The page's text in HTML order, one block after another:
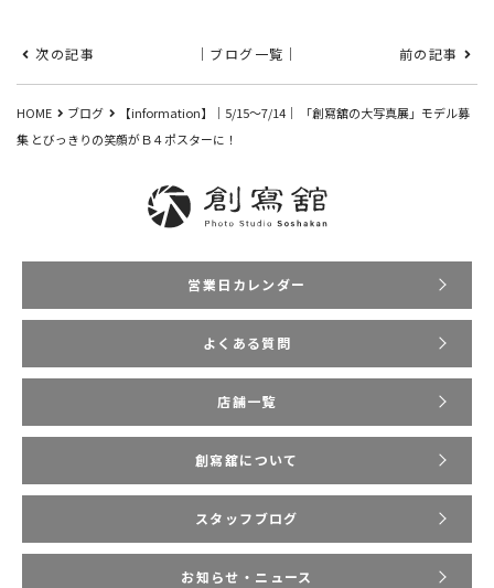
次の記事 ｜ブログ一覧｜ 前の記事
HOME ブログ
【information】｜5/15～7/14｜ 「創寫舘の大写真展」モデル募
集 とびっきりの笑顔がＢ４ポスターに！
営業日カレンダー
よくある質問
店舗一覧
創寫舘について
スタッフブログ
お知らせ・ニュース